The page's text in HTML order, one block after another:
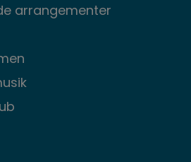
arrangementer